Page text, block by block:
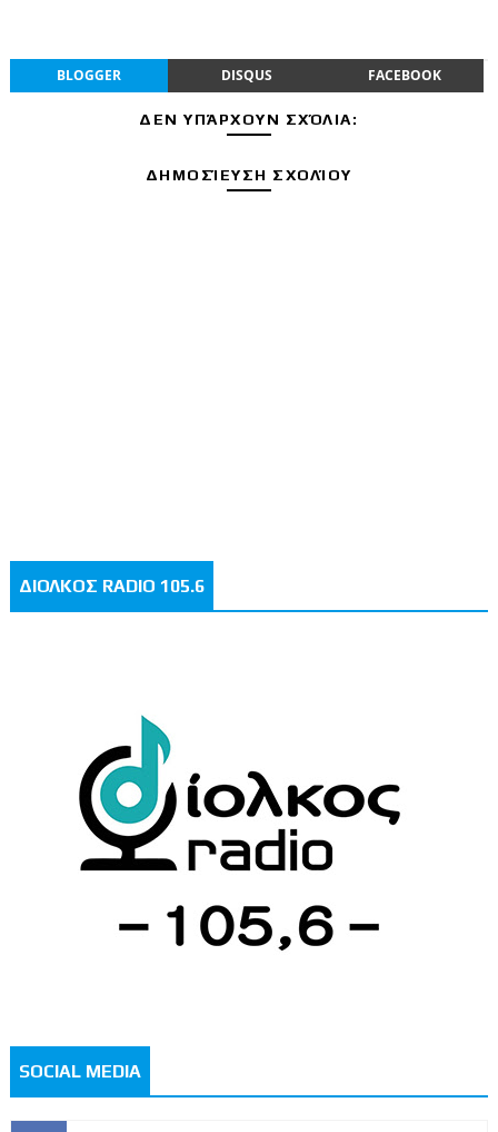
BLOGGER DISQUS FACEBOOK
ΔΕΝ ΥΠΆΡΧΟΥΝ ΣΧΌΛΙΑ:
ΔΗΜΟΣΊΕΥΣΗ ΣΧΟΛΊΟΥ
ΔΙΟΛΚΟΣ RADIO 105.6
SOCIAL MEDIA